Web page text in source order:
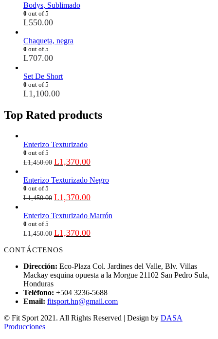
Bodys, Sublimado
0 out of 5
L550.00
Chaqueta, negra
0 out of 5
L707.00
Set De Short
0 out of 5
L1,100.00
Top Rated products
Enterizo Texturizado
0 out of 5
L1,450.00 L1,370.00
Enterizo Texturizado Negro
0 out of 5
L1,450.00 L1,370.00
Enterizo Texturizado Marrón
0 out of 5
L1,450.00 L1,370.00
CONTÁCTENOS
Dirección: Eco-Plaza Col. Jardines del Valle, Blv. Villas
Mackay esquina opuesta a la Morgue 21102 San Pedro Sula,
Honduras
Teléfono: +504 3236-5688
Email: fitsport.hn@gmail.com
© Fit Sport 2021. All Rights Reserved | Design by DASA
Producciones